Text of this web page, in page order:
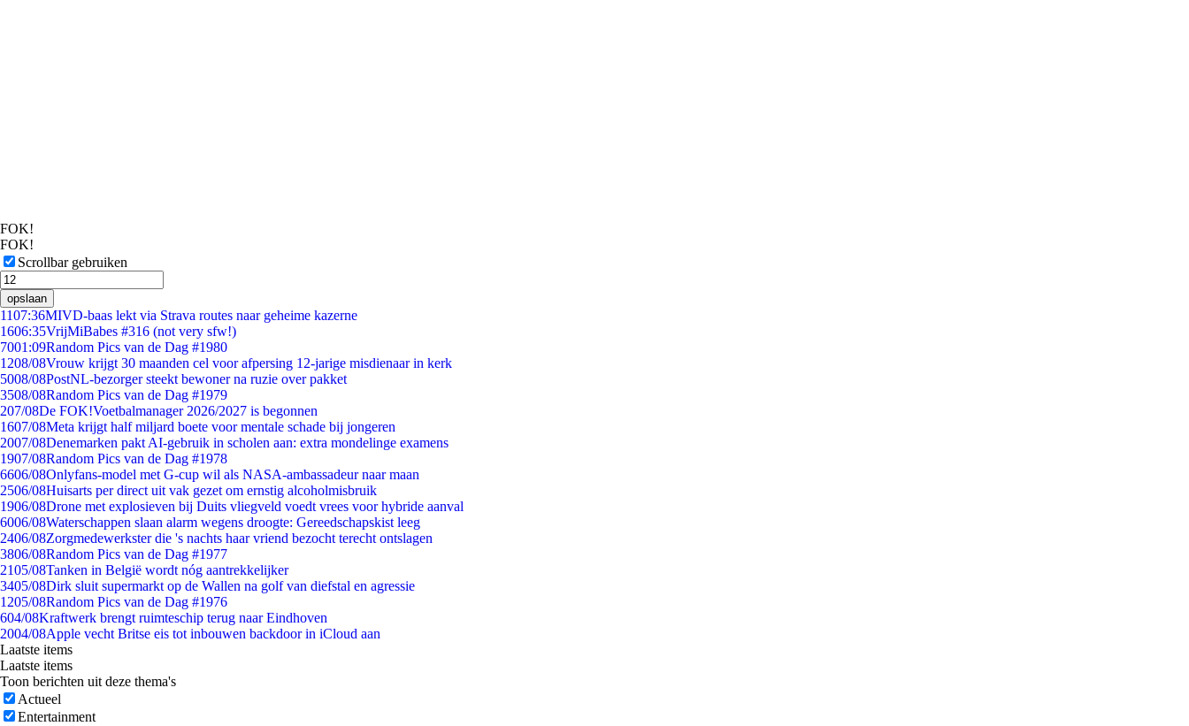
FOK!
FOK!
Scrollbar gebruiken
opslaan
1107:36MIVD-baas lekt via Strava routes naar geheime kazerne
1606:35VrijMiBabes #316 (not very sfw!)
7001:09Random Pics van de Dag #1980
1208/08Vrouw krijgt 30 maanden cel voor afpersing 12-jarige misdienaar in kerk
5008/08PostNL-bezorger steekt bewoner na ruzie over pakket
3508/08Random Pics van de Dag #1979
207/08De FOK!Voetbalmanager 2026/2027 is begonnen
1607/08Meta krijgt half miljard boete voor mentale schade bij jongeren
2007/08Denemarken pakt AI-gebruik in scholen aan: extra mondelinge examens
1907/08Random Pics van de Dag #1978
6606/08Onlyfans-model met G-cup wil als NASA-ambassadeur naar maan
2506/08Huisarts per direct uit vak gezet om ernstig alcoholmisbruik
1906/08Drone met explosieven bij Duits vliegveld voedt vrees voor hybride aanval
6006/08Waterschappen slaan alarm wegens droogte: Gereedschapskist leeg
2406/08Zorgmedewerkster die 's nachts haar vriend bezocht terecht ontslagen
3806/08Random Pics van de Dag #1977
2105/08Tanken in België wordt nóg aantrekkelijker
3405/08Dirk sluit supermarkt op de Wallen na golf van diefstal en agressie
1205/08Random Pics van de Dag #1976
604/08Kraftwerk brengt ruimteschip terug naar Eindhoven
2004/08Apple vecht Britse eis tot inbouwen backdoor in iCloud aan
Laatste items
Laatste items
Toon berichten uit deze thema's
Actueel
Entertainment